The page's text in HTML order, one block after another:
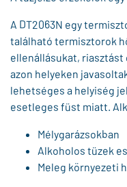
A DT2063N egy
található termisztorok
ellenállásukat, riasztást
azon helyeken
lehetséges a helyiség
esetleges füst miatt.
Mélygarázsokban
Alkoholos tüzek
Meleg környezeti